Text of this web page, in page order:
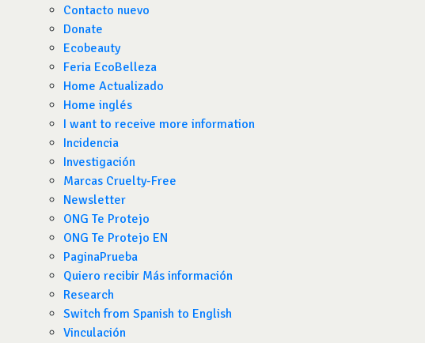
Contacto nuevo
Donate
Ecobeauty
Feria EcoBelleza
Home Actualizado
Home inglés
I want to receive more information
Incidencia
Investigación
Marcas Cruelty-Free
Newsletter
ONG Te Protejo
ONG Te Protejo EN
PaginaPrueba
Quiero recibir Más información
Research
Switch from Spanish to English
Vinculación